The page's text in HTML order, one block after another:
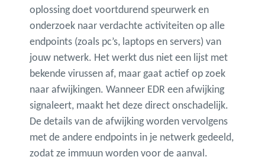
oplossing doet voortdurend speurwerk en
onderzoek naar verdachte activiteiten op alle
endpoints (zoals pc’s, laptops en servers) van
jouw netwerk. Het werkt dus niet een lijst met
bekende virussen af, maar gaat actief op zoek
naar afwijkingen. Wanneer EDR een afwijking
signaleert, maakt het deze direct onschadelijk.
De details van de afwijking worden vervolgens
met de andere endpoints in je netwerk gedeeld,
zodat ze immuun worden voor de aanval.